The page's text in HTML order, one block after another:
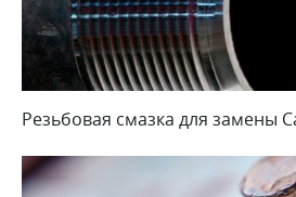
Резьбовая смазка для замены